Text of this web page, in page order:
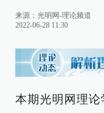
来源： 光明网-理论频道
2022-06-28 11:30
本期光明网理